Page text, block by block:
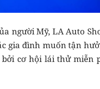
người Mỹ, LA Auto
gia đình muốn tận
cơ hội lái thử miễn